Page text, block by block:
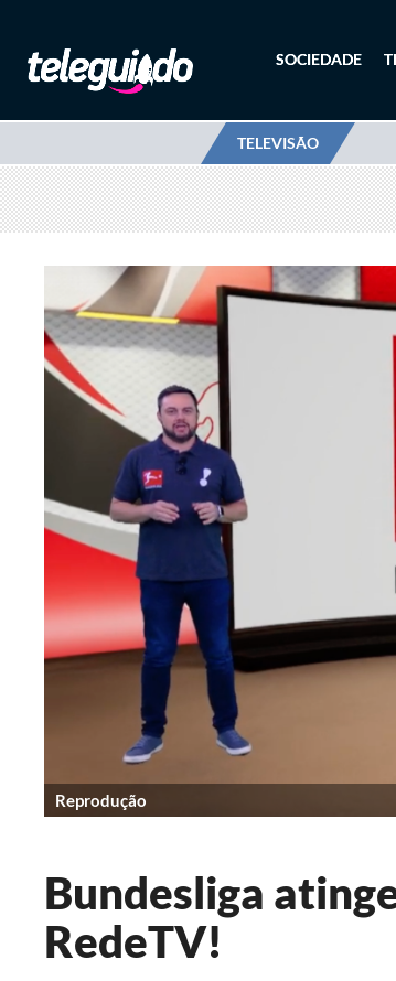
SOCIEDADE
TELEVISÃO
Reprodução
Bundesliga
RedeTV!